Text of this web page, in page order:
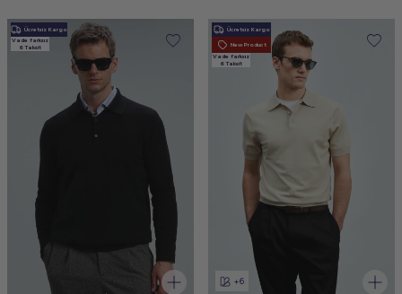
Ücretsiz Kargo
Vade farksız
6 Taksit
Ücretsiz Kargo
New Product
Vade farksız
6 Taksit
+6